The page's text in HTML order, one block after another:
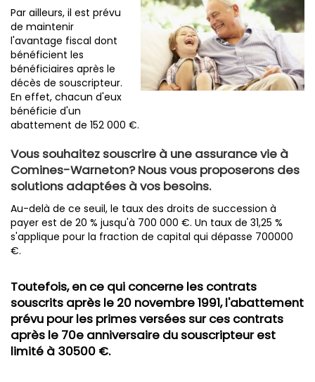
Par ailleurs, il est prévu
de maintenir
l'avantage fiscal dont
bénéficient les
bénéficiaires après le
décès de souscripteur.
En effet, chacun d'eux
bénéficie d'un
abattement de 152 000 €.
Vous souhaitez souscrire à une assurance vie à
Comines-Warneton? Nous vous proposerons des
solutions adaptées à vos besoins.
Au-delà de ce seuil, le taux des droits de succession à
payer est de 20 % jusqu'à 700 000 €. Un taux de 31,25 %
s'applique pour la fraction de capital qui dépasse 700000
€.
Toutefois, en ce qui concerne les contrats
souscrits après le 20 novembre 1991, l'abattement
prévu pour les primes versées sur ces contrats
après le 70e anniversaire du souscripteur est
limité à 30500 €.